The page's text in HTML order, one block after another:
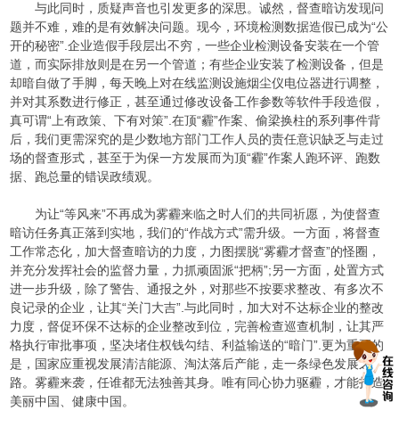
与此同时，质疑声音也引发更多的深思。诚然，督查暗访发现问
题并不难，难的是有效解决问题。现今，环境检测数据造假已成为“公
开的秘密”.企业造假手段层出不穷，一些企业检测设备安装在一个管
道，而实际排放则是在另一个管道；有些企业安装了检测设备，但是
却暗自做了手脚，每天晚上对在线监测设施烟尘仪电位器进行调整，
并对其系数进行修正，甚至通过修改设备工作参数等软件手段造假，
真可谓“上有政策、下有对策”.在顶“霾”作案、偷梁换柱的系列事件背
后，我们更需深究的是少数地方部门工作人员的责任意识缺乏与走过
场的督查形式，甚至于为保一方发展而为顶“霾”作案人跑环评、跑数
据、跑总量的错误政绩观。
为让“等风来”不再成为雾霾来临之时人们的共同祈愿，为使督查
暗访任务真正落到实地，我们的“作战方式”需升级。一方面，将督查
工作常态化，加大督查暗访的力度，力图摆脱“雾霾才督查”的怪圈，
并充分发挥社会的监督力量，力抓顽固派“把柄”;另一方面，处置方式
进一步升级，除了警告、通报之外，对那些不按要求整改、有多次不
良记录的企业，让其“关门大吉”.与此同时，加大对不达标企业的整改
力度，督促环保不达标的企业整改到位，完善检查巡查机制，让其严
格执行审批事项，坚决堵住权钱勾结、利益输送的“暗门”.更为重要的
是，国家应重视发展清洁能源、淘汰落后产能，走一条绿色发展之
路。雾霾来袭，任谁都无法独善其身。唯有同心协力驱霾，才能打造
美丽中国、健康中国。